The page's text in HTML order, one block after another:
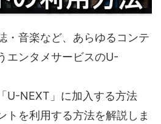
・音楽など、あらゆるコンテ
エンタメサービスのU-
U-NEXT」に加入する方法
トを利用する方法を解説しま